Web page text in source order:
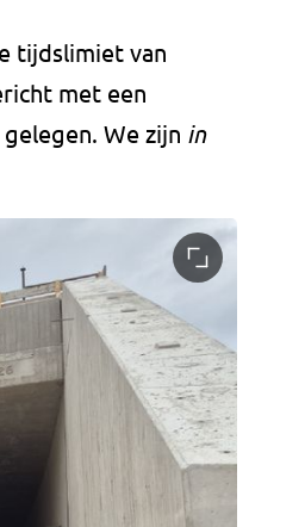
tijdslimiet van
met een
We zijn in